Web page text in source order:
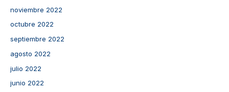
noviembre 2022
octubre 2022
septiembre 2022
agosto 2022
julio 2022
junio 2022